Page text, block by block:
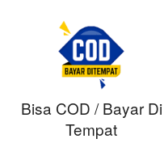
Bisa COD / Bayar Di
Tempat